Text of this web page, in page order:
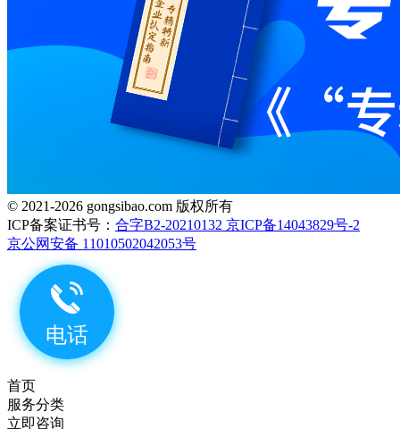
© 2021-2026 gongsibao.com 版权所有
ICP备案证书号： 合字B2-20210132 京ICP备14043829号-2
京公网安备 11010502042053号
首页
服务分类
立即咨询